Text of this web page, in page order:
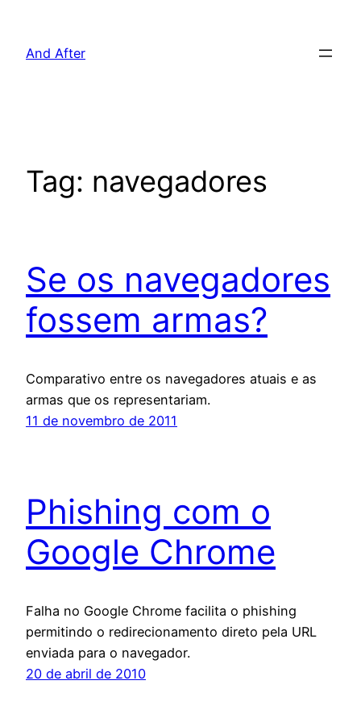
And After
Tag: navegadores
Se os navegadores
fossem armas?
Comparativo entre os navegadores atuais e as
armas que os representariam.
11 de novembro de 2011
Phishing com o
Google Chrome
Falha no Google Chrome facilita o phishing
permitindo o redirecionamento direto pela URL
enviada para o navegador.
20 de abril de 2010